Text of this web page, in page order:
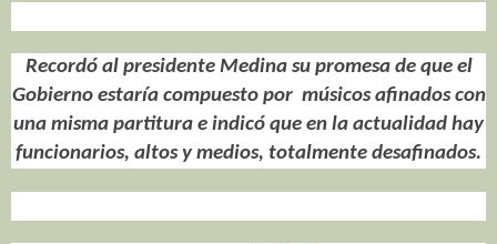
Recordó al presidente Medina su promesa de que el
Gobierno estaría compuesto por músicos afinados con
una misma partitura e indicó que en la actualidad hay
funcionarios, altos y medios, totalmente desafinados.